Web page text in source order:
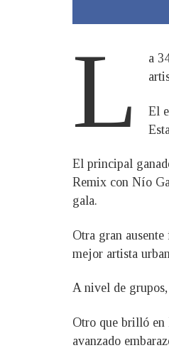
L
a
El
El principal
Remix con Nío
gala.
Otra gran
mejor artista
A nivel de
Otro que brilló en
avanzado